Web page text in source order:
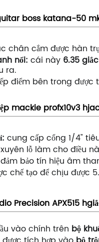
boss katana-50
chân cắm được hàn
nổi: cái này 6.35
ra.
điểm bên trong được
mackie profx10v3 h
cung cấp cổng 1/4"
xuyên lỗ làm cho điều
đảm bảo tín hiệu âm
chế tạo để chịu được
Precision APX515 h
vào chính trên bộ